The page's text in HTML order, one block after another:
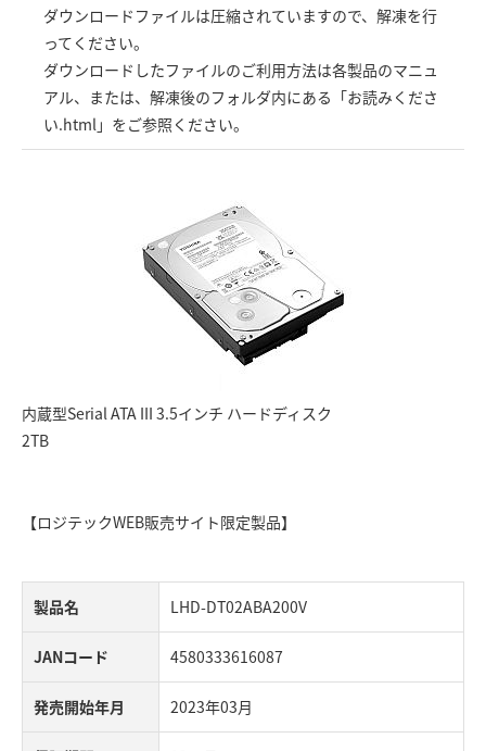
ダウンロードファイルは圧縮されていますので、解凍を行
ってください。
ダウンロードしたファイルのご利用方法は各製品のマニュ
アル、または、解凍後のフォルダ内にある「お読みくださ
い.html」をご参照ください。
内蔵型Serial ATA III 3.5インチ ハードディスク
2TB
【ロジテックWEB販売サイト限定製品】
製品名 LHD-DT02ABA200V
JANコード 4580333616087
発売開始年月 2023年03月